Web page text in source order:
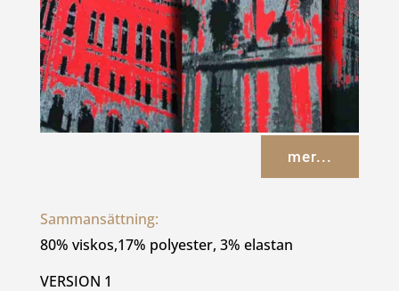
mer...
Sammansättning:
80% viskos,17% polyester, 3% elastan
VERSION 1